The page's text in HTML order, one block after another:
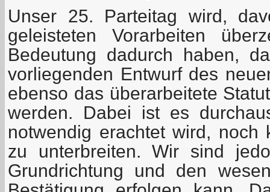
Unser 25. Parteitag wird,
geleisteten Vorarbeiten
Bedeutung dadurch haben,
vorliegenden Entwurf des
ebenso das überarbeitete
werden. Dabei ist es
notwendig erachtet wird, noch
zu unterbreiten. Wir sind
Grundrichtung und den